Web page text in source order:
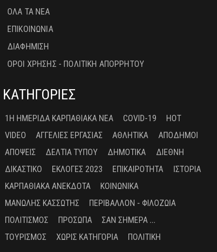
ΟΛΑ ΤΑ ΝΕΑ
ΕΠΙΚΟΙΝΩΝΙΑ
ΔΙΑΦΗΜΙΣΗ
ΟΡΟΙ ΧΡΗΣΗΣ - ΠΟΛΙΤΙΚΗ ΑΠΟΡΡΗΤΟΥ
ΚΑΤΗΓΟΡΙΕΣ
1Η ΗΜΕΡΊΔΑ ΚΑΡΠΑΘΙΑΚΆ ΝΈΑ COVID-19
HOT
VIDEO
ΑΓΓΕΛΊΕΣ ΕΡΓΑΣΊΑΣ ΑΘΛΗΤΙΚΆ
ΑΠΌΔΗΜΟΙ
ΑΠΌΨΕΙΣ
ΔΕΛΤΊΑ ΤΎΠΟΥ ΔΗΜΟΤΙΚΆ
ΔΙΕΘΝΉ
ΔΙΚΑΣΤΙΚΌ
ΕΚΛΟΓΈΣ 2023 ΕΠΙΚΑΙΡΌΤΗΤΑ
ΙΣΤΟΡΊΑ
ΚΑΡΠΑΘΙΑΚΆ ΑΝΈΚΔΟΤΑ
ΚΟΙΝΩΝΙΚΆ
ΜΑΝΏΛΗΣ ΚΑΣΣΏΤΗΣ
ΠΕΡΙΒΆΛΛΟΝ - ΦΙΛΟΖΩΊΑ
ΠΟΛΙΤΙΣΜΌΣ
ΠΡΌΣΩΠΑ
ΣΑΝ ΣΉΜΕΡΑ ...
ΤΟΥΡΙΣΜΌΣ
ΧΩΡΊΣ ΚΑΤΗΓΟΡΊΑ ΠΟΛΙΤΙΚΉ